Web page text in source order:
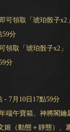
可領取「琥珀骰子x2」
59分
領取「琥珀骰子x2」
分
- 7月10日17點59分
端午寶箱、神將閣鑰
姬（動態＋靜態）、